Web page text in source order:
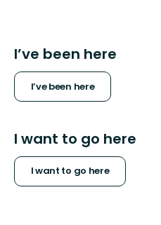
I’ve been here
I’ve been here
I want to go here
I want to go here